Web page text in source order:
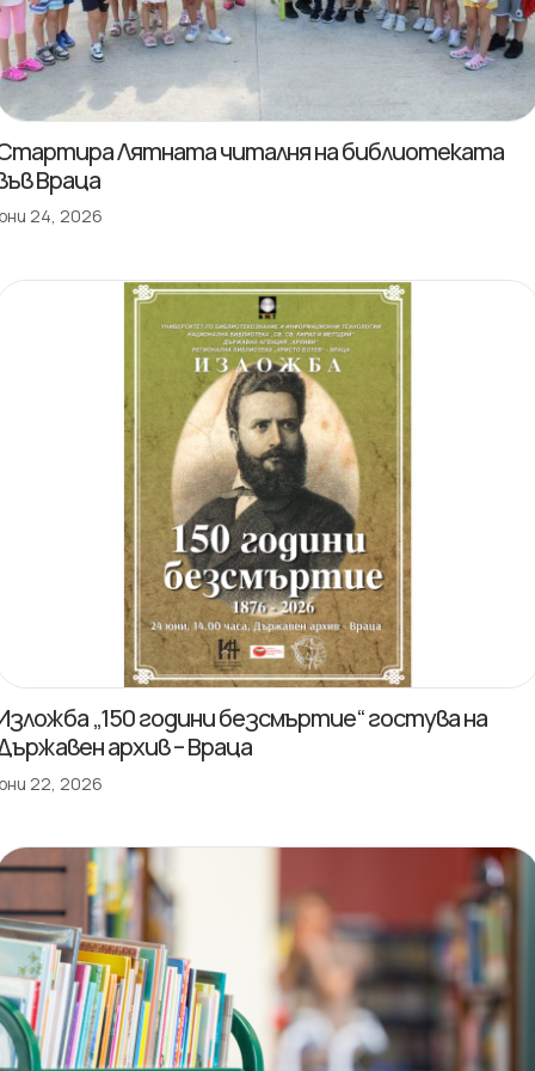
Лятната читалня на библиотеката
Враца
24, 2026
„150 години безсмъртие“ гостува на
архив – Враца
22, 2026